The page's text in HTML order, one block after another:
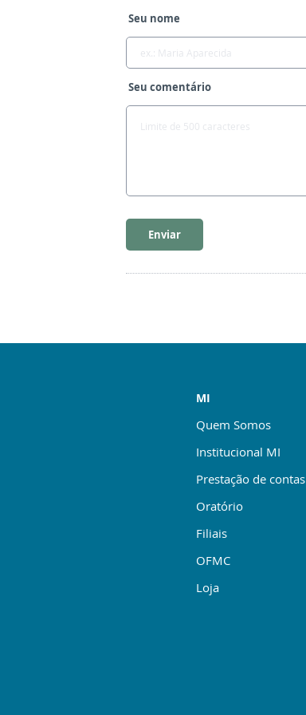
Seu nome
Seu comentário
Enviar
MI
Quem Somos
Institucional MI
Prestação de contas
Oratório
Filiais
OFMC
Loja